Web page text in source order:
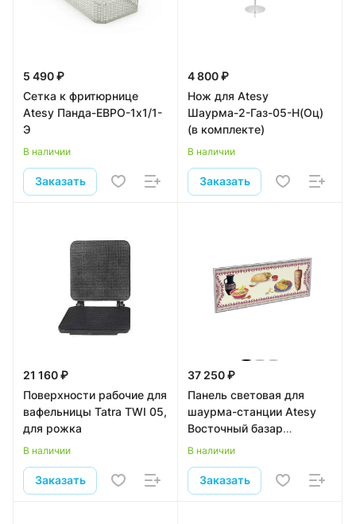
5 490 ₽
Сетка к фритюрнице
Atesy Панда-ЕВРО-1х1/1-
Э
В наличии
Заказать
4 800 ₽
Нож для Atesy
Шаурма-2-Газ-05-Н(Оц)
(в комплекте)
В наличии
Заказать
21 160 ₽
Поверхности рабочие для
вафельницы Tatra TWI 05,
для рожка
В наличии
Заказать
37 250 ₽
Панель световая для
шаурма-станции Atesy
Восточный базар
ШС-1800.700-02
В наличии
Заказать